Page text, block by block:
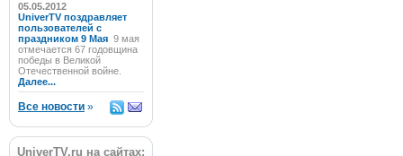
05.05.2012
UniverTV поздравляет
пользователей с
праздником 9 Мая 9 мая
отмечается 67 годовщина
победы в Великой
Отечественной войне.
Далее...
Все новости »
UniverTV.ru на сайтах: